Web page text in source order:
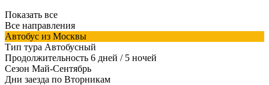
Показать все
Все направления
Автобус из Москвы
Тип тура Автобусный
Продолжительность 6 дней / 5 ночей
Сезон Май-Сентябрь
Дни заезда по Вторникам